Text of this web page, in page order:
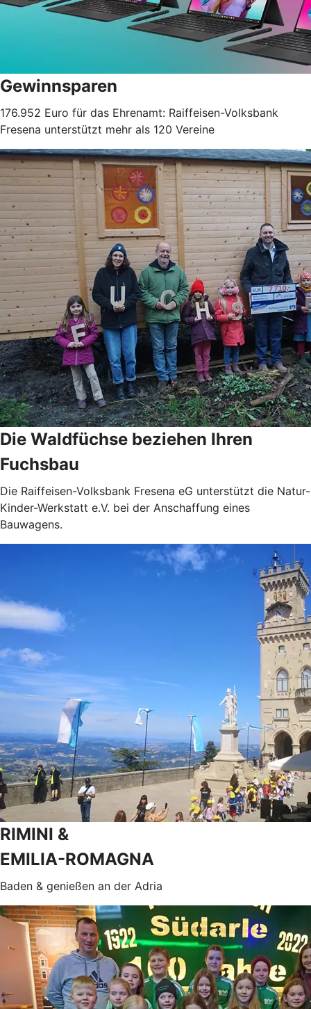
Gewinnsparen
176.952 Euro für das Ehrenamt: Raiffeisen-Volksbank
Fresena unterstützt mehr als 120 Vereine
Die Waldfüchse beziehen Ihren
Fuchsbau
Die Raiffeisen-Volksbank Fresena eG unterstützt die Natur-
Kinder-Werkstatt e.V. bei der Anschaffung eines
Bauwagens.
RIMINI &
EMILIA-ROMAGNA
Baden & genießen an der Adria